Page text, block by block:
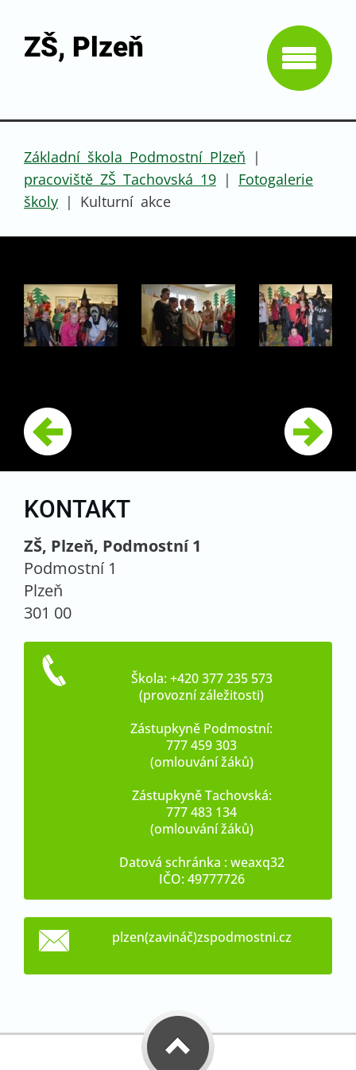
ZŠ, Plzeň
Základní škola Podmostní Plzeň |
pracoviště ZŠ Tachovská 19 | Fotogalerie
školy | Kulturní akce
KONTAKT
ZŠ, Plzeň, Podmostní 1
Podmostní 1
Plzeň
301 00
Škola: +420 377 235 573
(provozní záležitosti)
Zástupkyně Podmostní:
777 459 303
(omlouvání žáků)
Zástupkyně Tachovská:
777 483 134
(omlouvání žáků)
Datová schránka : weaxq32
IČO: 49777726
plzen(zavináč)zspodmostni.cz